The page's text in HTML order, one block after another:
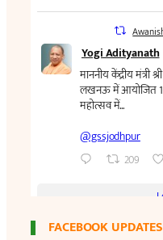
FACEBOOK UPDATES